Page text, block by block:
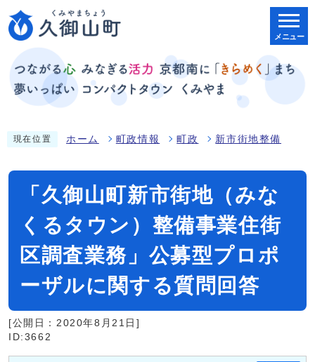
メニュー
現在位置 ホーム 町政情報 町政 新市街地整備
「久御山町新市街地（みな
くるタウン）整備事業住街
区調査業務」公募型プロポ
ーザルに関する質問回答
[公開日：2020年8月21日]
ID:3662